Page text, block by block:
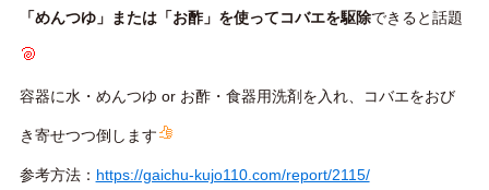
「めんつゆ」または「お酢」を使ってコバエを駆除できると話題
容器に水・めんつゆ or お酢・食器用洗剤を入れ、コバエをおび
き寄せつつ倒します
参考方法： https://gaichu-kujo110.com/report/2115/